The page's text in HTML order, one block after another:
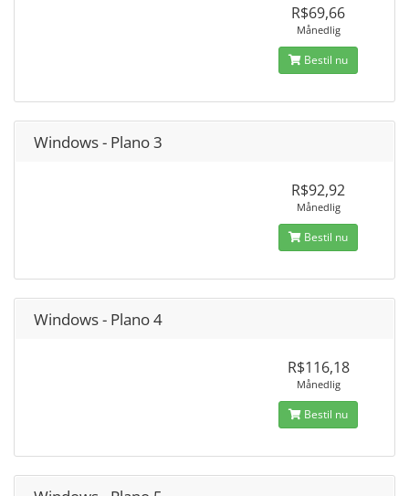
R$69,66
Månedlig
Bestil nu
Windows - Plano 3
R$92,92
Månedlig
Bestil nu
Windows - Plano 4
R$116,18
Månedlig
Bestil nu